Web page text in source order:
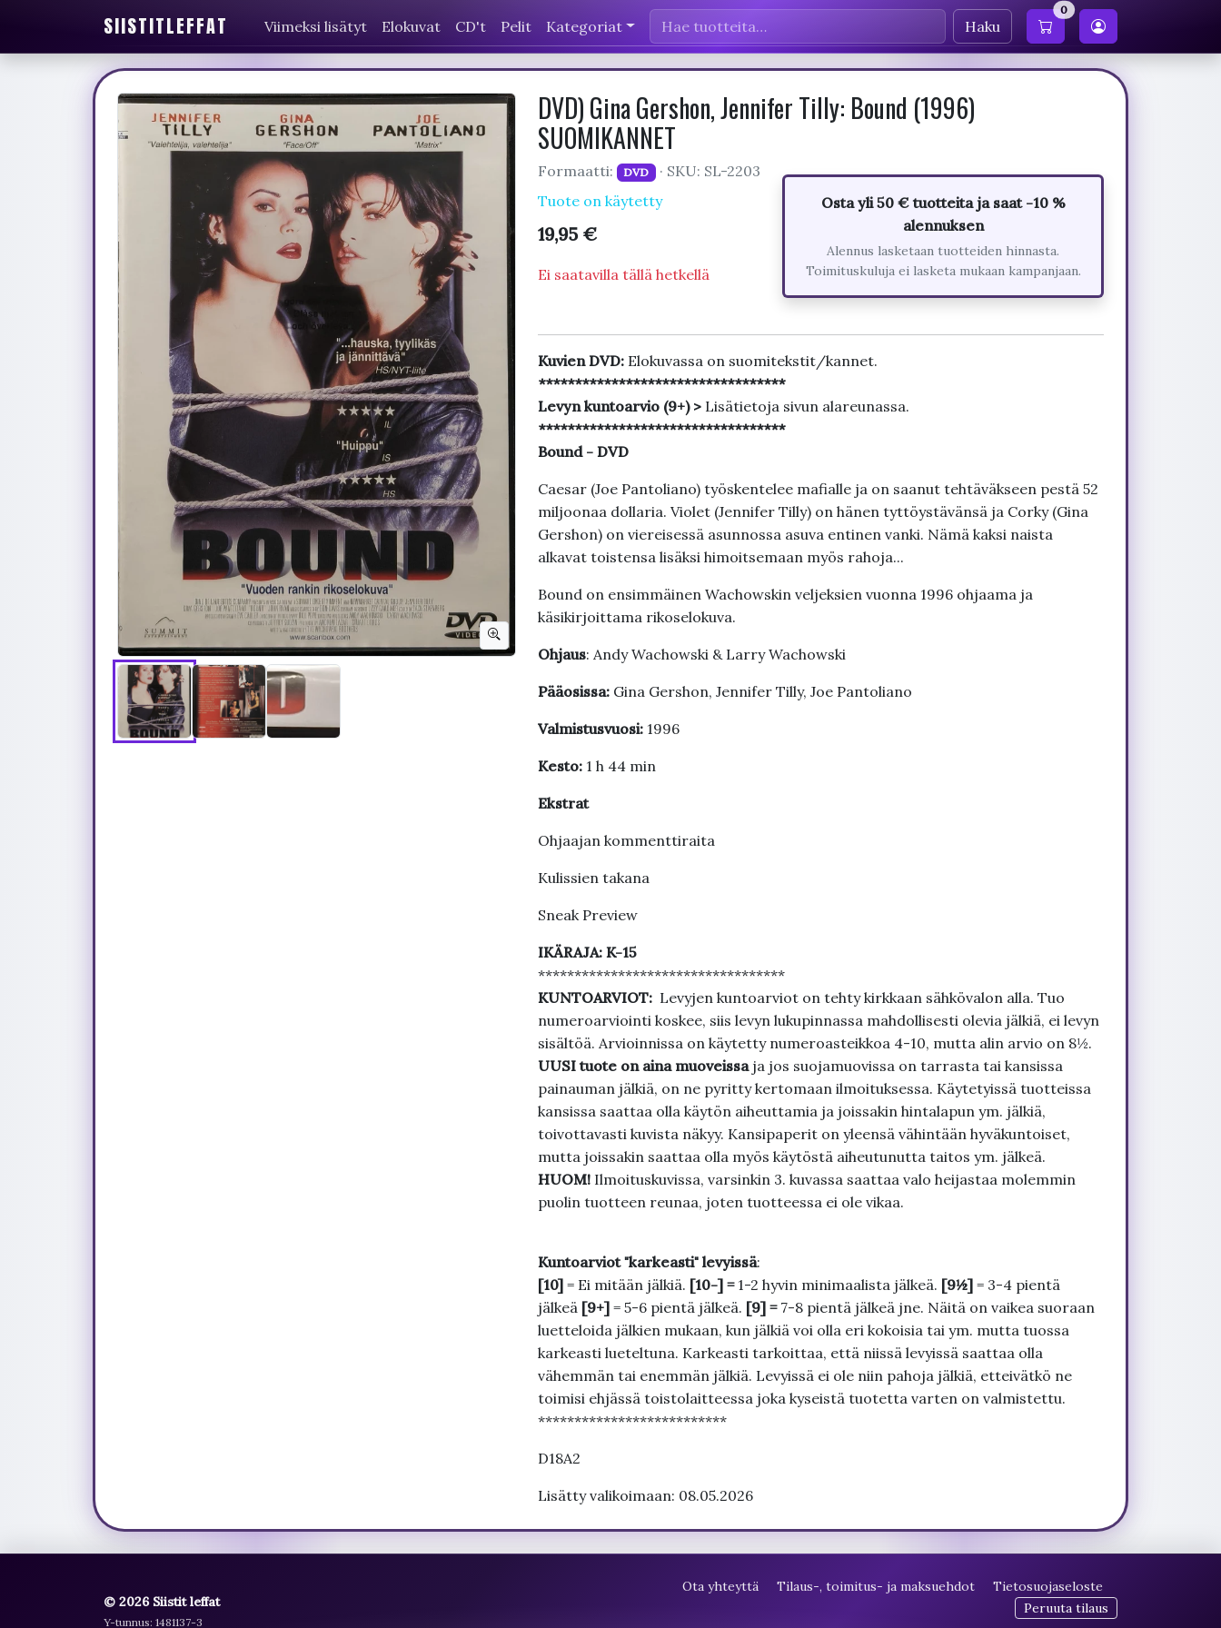
SIISTITLEFFAT Viimeksi lisätyt Elokuvat CD't Pelit Kategoriat Haku
0
DVD) Gina Gershon, Jennifer Tilly: Bound (1996)
SUOMIKANNET
Formaatti: DVD
· SKU: SL-2203
Tuote on käytetty
19,95 €
Ei saatavilla tällä hetkellä
Osta yli 50 € tuotteita ja saat -10 %
alennuksen
Alennus lasketaan tuotteiden hinnasta.
Toimituskuluja ei lasketa mukaan kampanjaan.
Kuvien DVD: Elokuvassa on suomitekstit/kannet.
**********************************
Levyn kuntoarvio (9+) > Lisätietoja sivun alareunassa.
**********************************
Bound - DVD
Caesar (Joe Pantoliano) työskentelee mafialle ja on saanut tehtäväkseen pestä 52
miljoonaa dollaria. Violet (Jennifer Tilly) on hänen tyttöystävänsä ja Corky (Gina
Gershon) on viereisessä asunnossa asuva entinen vanki. Nämä kaksi naista
alkavat toistensa lisäksi himoitsemaan myös rahoja...
Bound on ensimmäinen Wachowskin veljeksien vuonna 1996 ohjaama ja
käsikirjoittama rikoselokuva.
Ohjaus: Andy Wachowski & Larry Wachowski
Pääosissa:Gina Gershon, Jennifer Tilly, Joe Pantoliano
Valmistusvuosi:1996
Kesto:1 h 44 min
Ekstrat
Ohjaajan kommenttiraita
Kulissien takana
Sneak Preview
IKÄRAJA: K-15
**********************************
KUNTOARVIOT: Levyjen kuntoarviot on tehty kirkkaan sähkövalon alla. Tuo
numeroarviointi koskee, siis levyn lukupinnassa mahdollisesti olevia jälkiä, ei levyn
sisältöä. Arvioinnissa on käytetty numeroasteikkoa 4-10, mutta alin arvio on 8½.
UUSI tuote on aina muoveissa ja jos suojamuovissa on tarrasta tai kansissa
painauman jälkiä, on ne pyritty kertomaan ilmoituksessa. Käytetyissä tuotteissa
kansissa saattaa olla käytön aiheuttamia ja joissakin hintalapun ym. jälkiä,
toivottavasti kuvista näkyy. Kansipaperit on yleensä vähintään hyväkuntoiset,
mutta joissakin saattaa olla myös käytöstä aiheutunutta taitos ym. jälkeä.
HUOM!Ilmoituskuvissa, varsinkin 3. kuvassa saattaa valo heijastaa molemmin
puolin tuotteen reunaa, joten tuotteessa ei ole vikaa.
Kuntoarviot "karkeasti" levyissä:
[10]= Ei mitään jälkiä. [10-] = 1-2 hyvin minimaalista jälkeä. [9½]= 3-4 pientä
jälkeä [9+]= 5-6 pientä jälkeä. [9] = 7-8 pientä jälkeä jne. Näitä on vaikea suoraan
luetteloida jälkien mukaan, kun jälkiä voi olla eri kokoisia tai ym. mutta tuossa
karkeasti lueteltuna. Karkeasti tarkoittaa, että niissä levyissä saattaa olla
vähemmän tai enemmän jälkiä. Levyissä ei ole niin pahoja jälkiä, etteivätkö ne
toimisi ehjässä toistolaitteessa joka kyseistä tuotetta varten on valmistettu.
**************************
D18A2
Lisätty valikoimaan: 08.05.2026
© 2026 Siistit leffat
Y-tunnus: 1481137-3
Ota yhteyttä Tilaus-, toimitus- ja maksuehdot
Tietosuojaseloste
Peruuta tilaus